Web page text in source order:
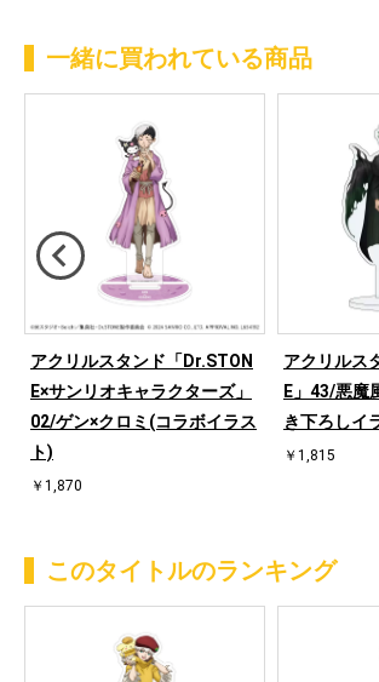
一緒に買われている商品
アクリルスタンド「Dr.STON
E×サンリオキャラクターズ」
02/ゲン×クロミ(コラボイラス
ト)
￥1,870
アクリルス
E」43/悪魔
き下ろしイ
￥1,815
このタイトルのランキング